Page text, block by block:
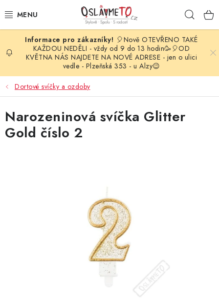
na
OSLAVA NAROZENIN
STYLOVÁ PARTY
DEKORACE A VÝZDOBA
BALÓNKY
BARVY NA OBLIČEJ A VLASY
🎈Nově OTEVŘENO TAKÉ
KAŽDOU NEDĚLI - vždy od 9 do 13 hodin🥳🎈OD
KVĚTNA NÁS NAJDETE NA NOVÉ ADRESE - jen o ulici
vedle - Plzeňská 353 - u Alzy😉
Dortové svíčky a ozdoby
Narozeninová svíčka Glitter
Gold číslo 2